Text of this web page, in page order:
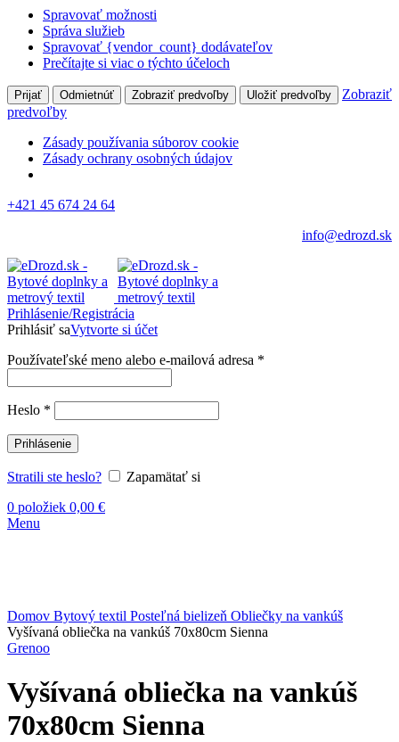
Spravovať možnosti
Správa služieb
Spravovať {vendor_count} dodávateľov
Prečítajte si viac o týchto účeloch
Prijať Odmietnúť Zobraziť predvoľby Uložiť predvoľby
Zobraziť
predvoľby
Zásady používania súborov cookie
Zásady ochrany osobných údajov
+421 45 674 24 64
info@edrozd.sk
Prihlásenie/Registrácia
Prihlásiť saVytvorte si účet
Používateľské meno alebo e-mailová adresa *
Heslo *
Prihlásenie
Stratili ste heslo?
Zapamätať si
0 položiek 0,00 €
Menu
Domov Bytový textil Posteľná bielizeň Obliečky na vankúš
Vyšívaná obliečka na vankúš 70x80cm Sienna
Grenoo
Vyšívaná obliečka na vankúš
70x80cm Sienna